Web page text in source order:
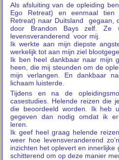
Als afsluiting van de opleiding
Ego Retreat) en eenmaal tien
Retreat) naar Duitsland gegaan,
door Brandon Bays zelf. Ze
levensveranderend voor mij.
Ik werkte aan mijn diepste
werkelijk tot aan mijn ziel
Ik ben heel dankbaar naar mijn
heen, die mij steunden om de
mijn verlangen. En dankbaar
lichaam luisterde.
Tijdens en na de
casestudies. Helende reizen die
die beoordeeld worden. Ik heb
gegeven dan nodig omdat ik
leren.
Ik geef heel graag helende
weer hoe levensveranderend
inzichten het oplevert en innerlijke
schitterend om op deze manier